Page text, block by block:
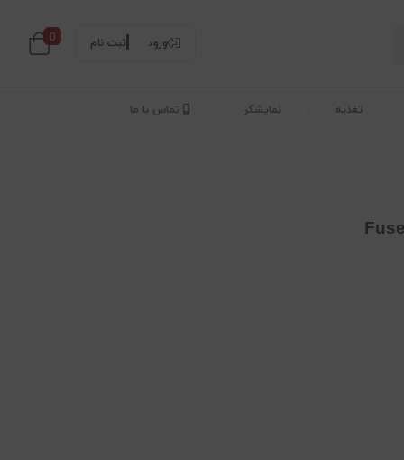
ورود ثبت نام 0
تغذیه نمایشگر تماس با ما